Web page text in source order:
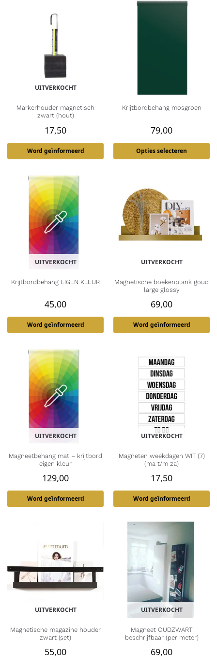
UITVERKOCHT
Markerhouder magnetisch
zwart (hout)
17,50
Word geïnformeerd
Krijtbordbehang mosgroen
79,00
Opties selecteren
UITVERKOCHT
Krijtbordbehang EIGEN KLEUR
45,00
Word geïnformeerd
UITVERKOCHT
Magnetische boekenplank goud
large glossy
69,00
Word geïnformeerd
UITVERKOCHT
Magneetbehang mat – krijtbord
eigen kleur
129,00
Word geïnformeerd
UITVERKOCHT
Magneten weekdagen WIT (7)
(ma t/m za)
17,50
Word geïnformeerd
UITVERKOCHT
Magnetische magazine houder
zwart (set)
55,00
UITVERKOCHT
Magneet OUDZWART
beschrijfbaar (per meter)
69,00